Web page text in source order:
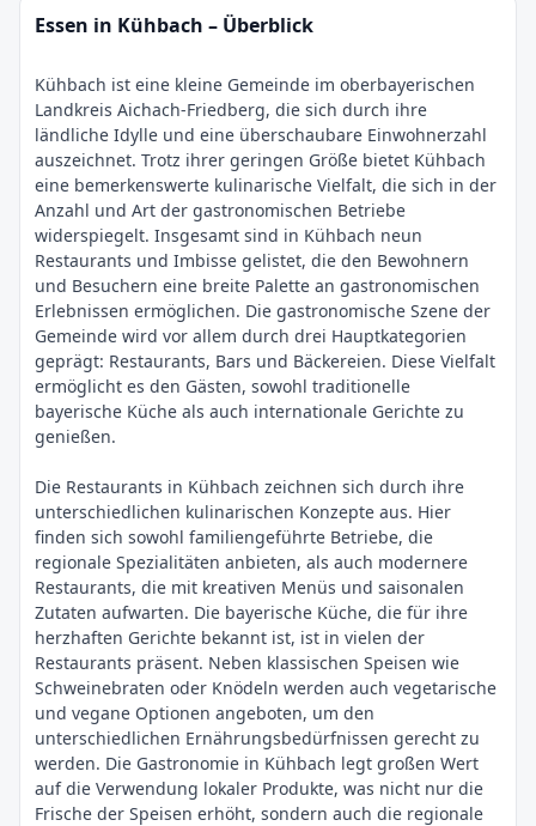
Essen in Kühbach – Überblick
Kühbach ist eine kleine Gemeinde im oberbayerischen
Landkreis Aichach-Friedberg, die sich durch ihre
ländliche Idylle und eine überschaubare Einwohnerzahl
auszeichnet. Trotz ihrer geringen Größe bietet Kühbach
eine bemerkenswerte kulinarische Vielfalt, die sich in der
Anzahl und Art der gastronomischen Betriebe
widerspiegelt. Insgesamt sind in Kühbach neun
Restaurants und Imbisse gelistet, die den Bewohnern
und Besuchern eine breite Palette an gastronomischen
Erlebnissen ermöglichen. Die gastronomische Szene der
Gemeinde wird vor allem durch drei Hauptkategorien
geprägt: Restaurants, Bars und Bäckereien. Diese Vielfalt
ermöglicht es den Gästen, sowohl traditionelle
bayerische Küche als auch internationale Gerichte zu
genießen.
Die Restaurants in Kühbach zeichnen sich durch ihre
unterschiedlichen kulinarischen Konzepte aus. Hier
finden sich sowohl familiengeführte Betriebe, die
regionale Spezialitäten anbieten, als auch modernere
Restaurants, die mit kreativen Menüs und saisonalen
Zutaten aufwarten. Die bayerische Küche, die für ihre
herzhaften Gerichte bekannt ist, ist in vielen der
Restaurants präsent. Neben klassischen Speisen wie
Schweinebraten oder Knödeln werden auch vegetarische
und vegane Optionen angeboten, um den
unterschiedlichen Ernährungsbedürfnissen gerecht zu
werden. Die Gastronomie in Kühbach legt großen Wert
auf die Verwendung lokaler Produkte, was nicht nur die
Frische der Speisen erhöht, sondern auch die regionale